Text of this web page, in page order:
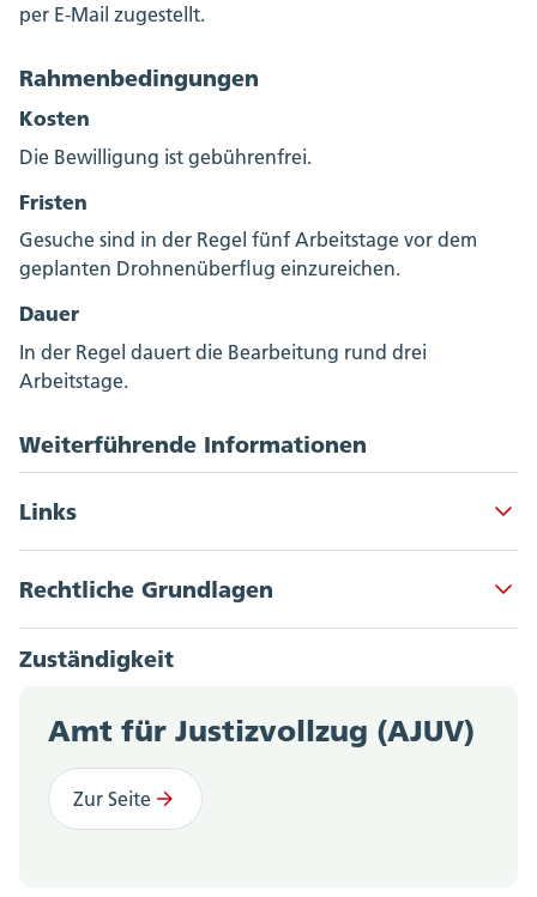
per E-Mail zugestellt.
Rahmenbedingungen
Kosten
Die Bewilligung ist gebührenfrei.
Fristen
Gesuche sind in der Regel fünf Arbeitstage vor dem
geplanten Drohnenüberflug einzureichen.
Dauer
In der Regel dauert die Bearbeitung rund drei
Arbeitstage.
Weiterführende Informationen
Links
Akkordeon Button
Mehr erfahren zum Thema
Flugeinschränkungen
Rechtliche Grundlagen
Akkordeon Button
Art. 22bis
Justizvollzug
Zuständigkeit
Amt für Justizvollzug (AJUV)
Zur Seite